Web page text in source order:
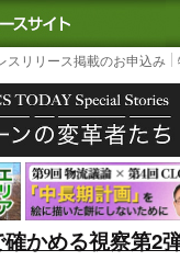
｜国内最大の物流ニ
スリリース掲載のお申込み
かめる視察第2